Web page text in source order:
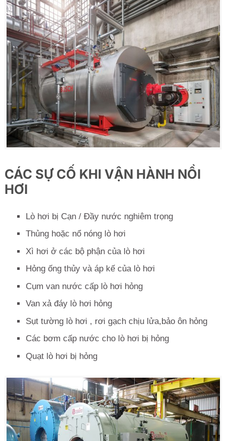
CÁC SỰ CỐ KHI VẬN HÀNH NỒI
HƠI
Lò hơi bị Cạn / Đầy nước nghiêm trọng
Thủng hoặc nổ nóng lò hơi
Xì hơi ở các bộ phận của lò hơi
Hỏng ống thủy và áp kế của lò hơi
Cụm van nước cấp lò hơi hỏng
Van xả đáy lò hơi hỏng
Sụt tường lò hơi , rơi gạch chịu lửa,bảo ôn hỏng
Các bơm cấp nước cho lò hơi bị hỏng
Quạt lò hơi bị hỏng